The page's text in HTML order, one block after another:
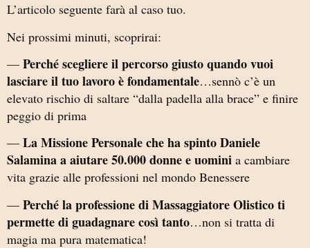
L’articolo seguente farà al caso tuo.
Nei prossimi minuti, scoprirai:
— Perché scegliere il percorso giusto quando vuoi
lasciare il tuo lavoro è fondamentale…sennò c’è un
elevato rischio di saltare “dalla padella alla brace” e finire
peggio di prima
— La Missione Personale che ha spinto Daniele
Salamina a aiutare 50.000 donne e uomini a cambiare
vita grazie alle professioni nel mondo Benessere
— Perché la professione di Massaggiatore Olistico ti
permette di guadagnare così tanto…non si tratta di
magia ma pura matematica!